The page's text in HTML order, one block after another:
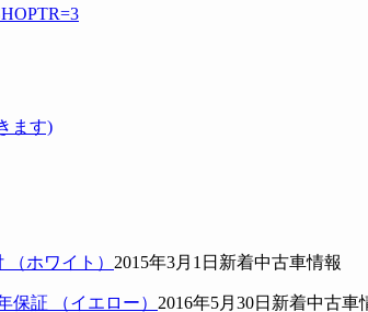
ます)
ホワイト） 2015年3月1日 新着中古車情報
証 （イエロー） 2016年5月30日 新着中古車